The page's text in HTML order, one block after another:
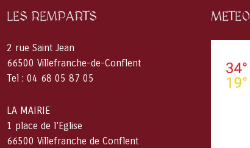
LES REMPARTS
2 rue Saint Jean
66500 Villefranche-de-Conflent
Tel : 04 68 05 87 05
LA MAIRIE
1 place de l’Eglise
66500 Villefranche de Conflent
METEO